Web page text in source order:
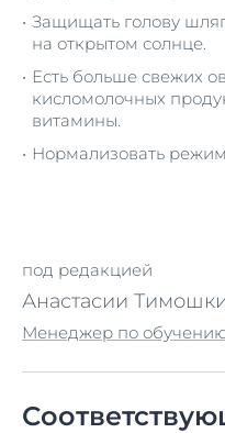
Защищать голову
на открытом солнце.
Есть больше свежих
кисломолочных
витамины.
Нормализовать
под редакцией
Анастасии
Менеджер по